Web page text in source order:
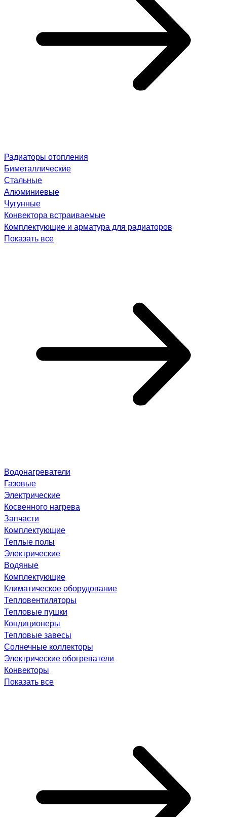
Радиаторы отопления
Биметаллические
Стальные
Алюминиевые
Чугунные
Конвектора встраиваемые
Комплектующие и арматура для радиаторов
Показать все
Водонагреватели
Газовые
Электрические
Косвенного нагрева
Запчасти
Комплектующие
Теплые полы
Электрические
Водяные
Комплектующие
Климатическое оборудование
Тепловентиляторы
Тепловые пушки
Кондиционеры
Тепловые завесы
Солнечные коллекторы
Электрические обогреватели
Конвекторы
Показать все